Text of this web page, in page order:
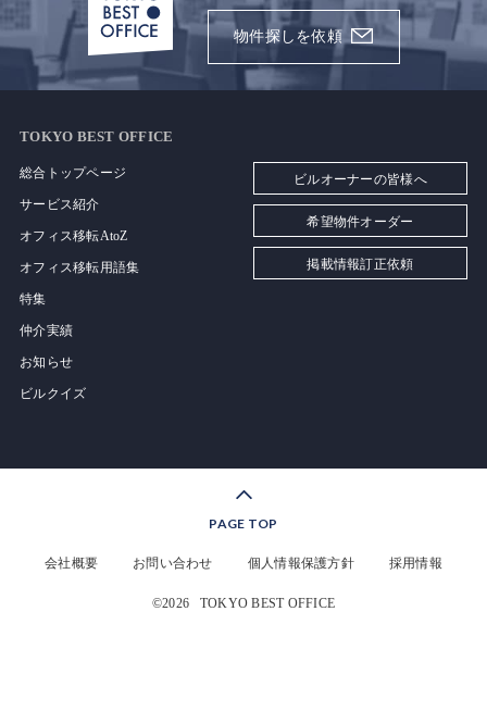
物件探しを依頼
TOKYO BEST OFFICE
総合トップページ
サービス紹介
オフィス移転AtoZ
オフィス移転用語集
特集
仲介実績
お知らせ
ビルクイズ
ビルオーナーの皆様へ
希望物件オーダー
掲載情報訂正依頼
PAGE TOP
会社概要 お問い合わせ 個人情報保護方針 採用情報
©2026 TOKYO BEST OFFICE